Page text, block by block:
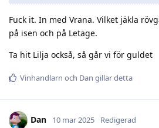
Fuck it. In med Vrana. Vilket jäkla
på isen och på Letage.
Ta hit Lilja också, så går vi för guldet
Vinhandlarn och Dan gillar detta
Dan 10 mar 2025 Redigerad